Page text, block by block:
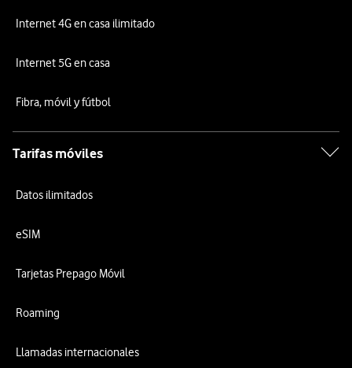
Internet 4G en casa ilimitado
Internet 5G en casa
Fibra, móvil y fútbol
Tarifas móviles
Datos ilimitados
eSIM
Tarjetas Prepago Móvil
Roaming
Llamadas internacionales